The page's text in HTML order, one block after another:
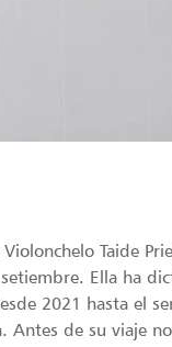
Taide
Ella ha
2021 hasta el
Antes de su viaje